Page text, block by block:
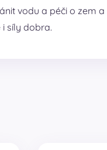
vodu a péči o zem
síly dobra.